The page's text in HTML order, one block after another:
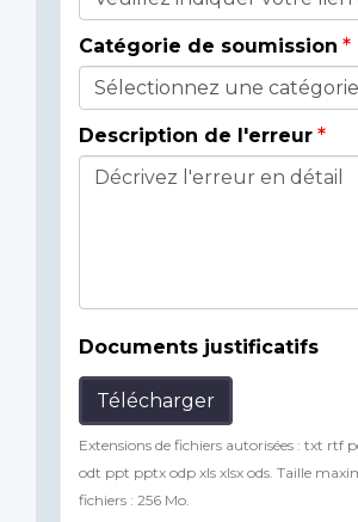
Catégorie de soumission
Description de l'erreur
Documents justificatifs
Télécharger
Extensions de fichiers autorisées : txt rtf
odt ppt pptx odp xls xlsx ods. Taille
fichiers : 256 Mo.